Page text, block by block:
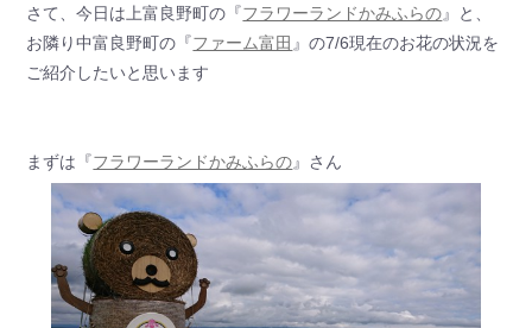
さて、今日は上富良野町の『フラワーランドかみふらの』と、
お隣り中富良野町の『ファーム富田 』の7/6現在のお花の状況を
ご紹介したいと思います
まずは『フラワーランドかみふらの』さん